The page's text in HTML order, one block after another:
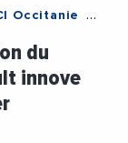
Occitanie
School
du
innove